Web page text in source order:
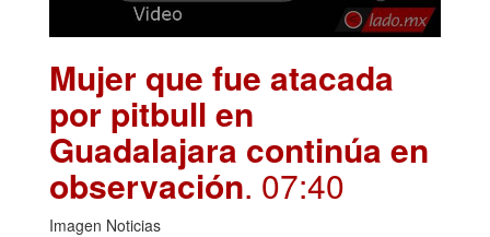
Mujer que fue atacada
por pitbull en
Guadalajara continúa en
observación. 07:40
Imagen Noticias